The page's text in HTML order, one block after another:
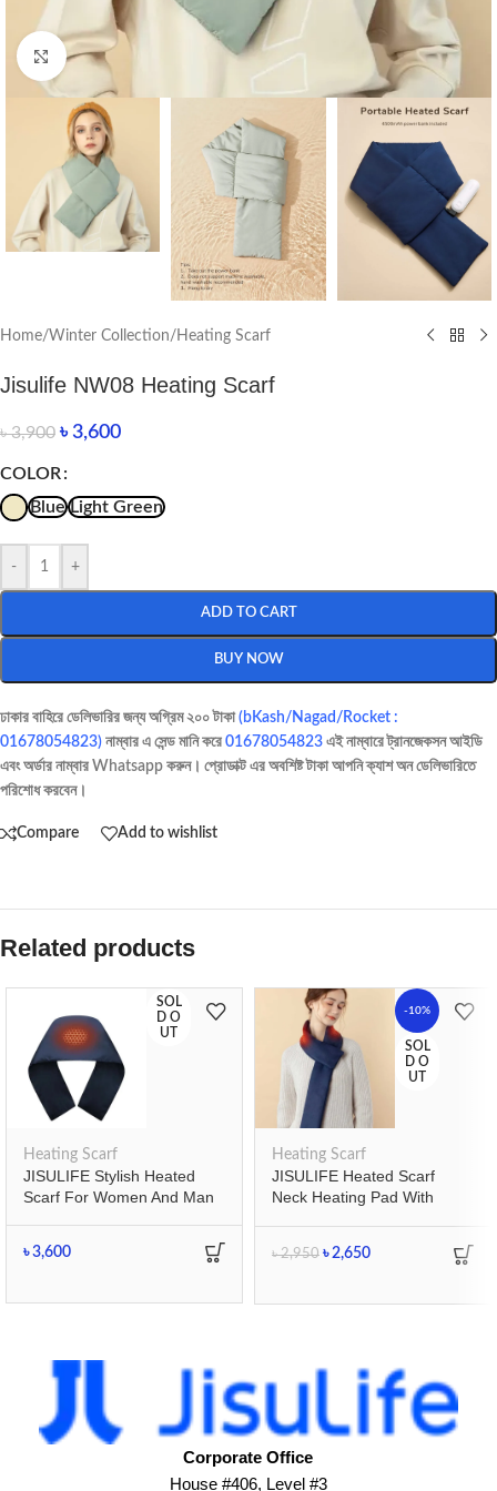
Click to enlarge
Home/Winter Collection/Heating Scarf
Jisulife NW08 Heating Scarf
৳3,900 ৳ 3,600
COLOR
Blue Light Green
- +
ADD TO CART
BUY NOW
ঢাকার বাহিরে ডেলিভারির জন্য অগ্রিম ২০০ টাকা(bKash/Nagad/Rocket :
01678054823) নাম্বার এ সেন্ড মানি করে 01678054823 এই নাম্বারে ট্রানজেকসন আইডি
এবং অর্ডার নাম্বার Whatsapp করুন। প্রোডাক্ট এর অবশিষ্ট টাকা আপনি ক্যাশ অন ডেলিভারিতে
পরিশোধ করবেন।
Compare Add to wishlist
Related products
SOL
D O
UT
Heating Scarf
JISULIFE Stylish Heated
Scarf For Women And Man
৳3,600
-10%
SOL
D O
UT
Heating Scarf
JISULIFE Heated Scarf
Neck Heating Pad With
৳2,950 ৳2,650
Corporate Office
House #406, Level #3